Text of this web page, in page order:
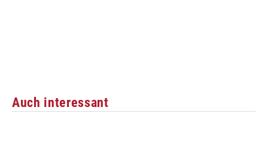
Auch interessant